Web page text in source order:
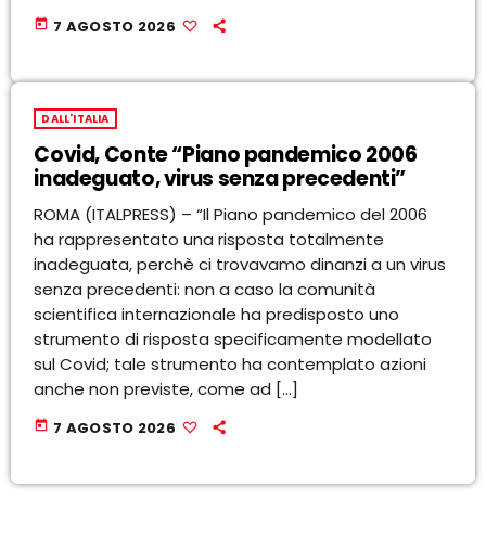
today 7 AGOSTO 2026
DALL'ITALIA
Covid, Conte “Piano pandemico 2006
inadeguato, virus senza precedenti”
ROMA (ITALPRESS) – “Il Piano pandemico del 2006
ha rappresentato una risposta totalmente
inadeguata, perchè ci trovavamo dinanzi a un virus
senza precedenti: non a caso la comunità
scientifica internazionale ha predisposto uno
strumento di risposta specificamente modellato
sul Covid; tale strumento ha contemplato azioni
anche non previste, come ad […]
today 7 AGOSTO 2026